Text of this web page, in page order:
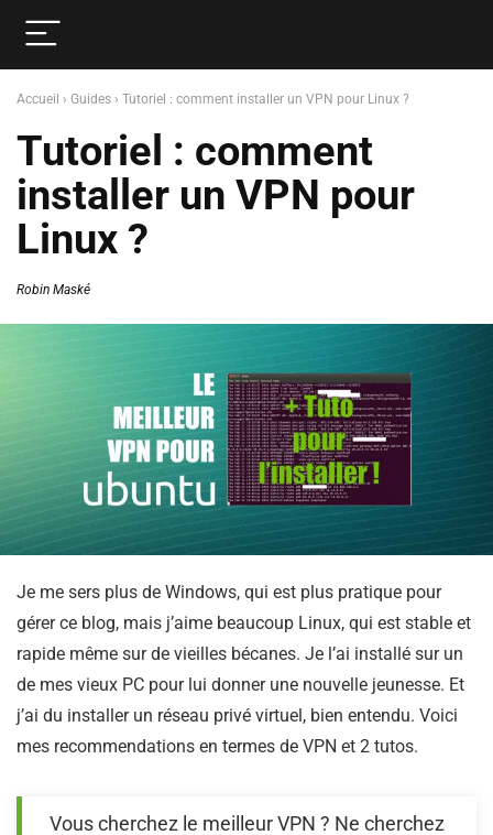
Accueil › Guides › Tutoriel : comment installer un VPN pour Linux ?
Tutoriel : comment
installer un VPN pour
Linux ?
Robin Maské
Je me sers plus de Windows, qui est plus pratique pour
gérer ce blog, mais j’aime beaucoup Linux, qui est stable et
rapide même sur de vieilles bécanes. Je l’ai installé sur un
de mes vieux PC pour lui donner une nouvelle jeunesse. Et
j’ai du installer un réseau privé virtuel, bien entendu. Voici
mes recommendations en termes de VPN et 2 tutos.
Vous cherchez le meilleur VPN ? Ne cherchez